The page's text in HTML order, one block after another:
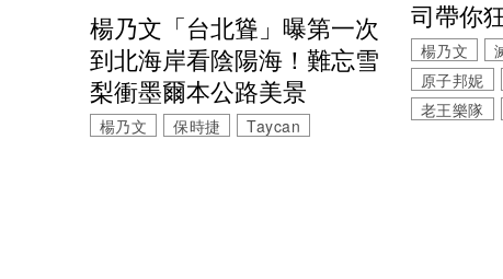
楊乃文「台北聳」曝第一次
到北海岸看陰陽海！難忘雪
梨衝墨爾本公路美景
楊乃文 保時捷 Taycan
司帶你
楊乃文
原子邦妮
老王樂隊